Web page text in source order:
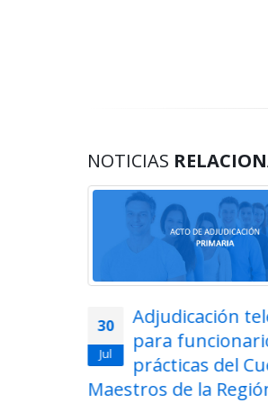
NOTICIAS
29
Jul
Acto de
interinos de
Secundaria
leer más